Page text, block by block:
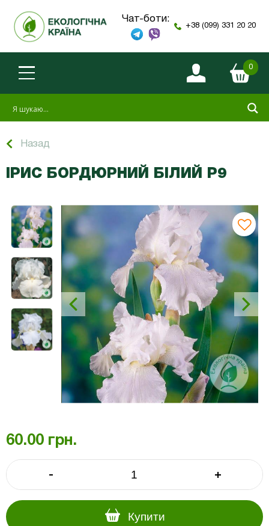
Чат-боти:
+38 (099) 331 20 20
0
Назад
ІРИС БОРДЮРНИЙ БІЛИЙ Р9
60.00 грн.
- +
Купити